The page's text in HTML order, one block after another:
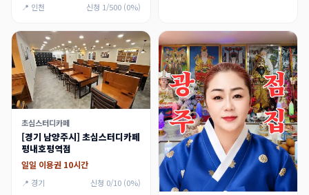
📍 인천 신청 1/500 (0%)
초심스터디카페
[경기 남양주시] 초심스터디카페
평내호평역점
일일 이용권 10시간
📍 경기 신청 0/10 (0%)